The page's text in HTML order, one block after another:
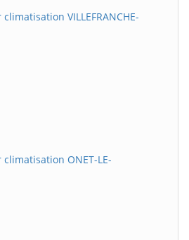
VILLEFRANCHE-
ONET-LE-